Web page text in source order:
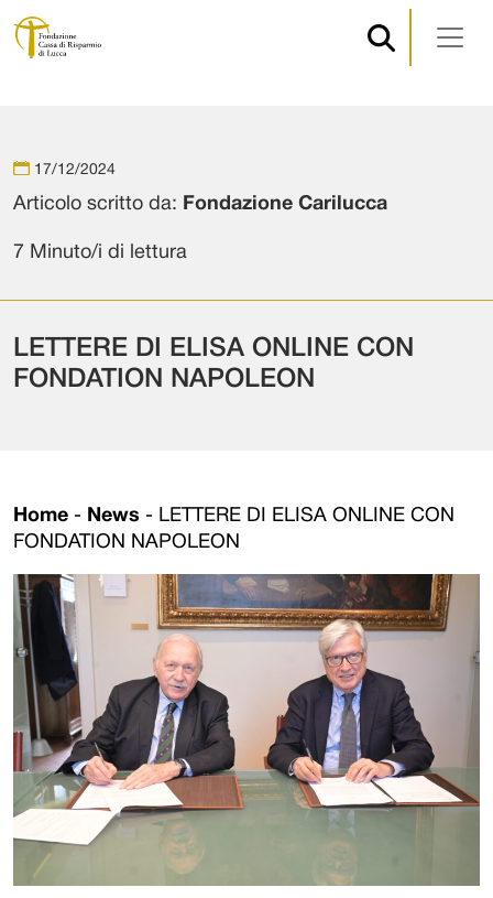
Navigazione principale
17/12/2024
Articolo scritto da: Fondazione Carilucca
7 Minuto/i di lettura
LETTERE DI ELISA ONLINE CON
FONDATION NAPOLEON
Home - News - LETTERE DI ELISA ONLINE CON
FONDATION NAPOLEON